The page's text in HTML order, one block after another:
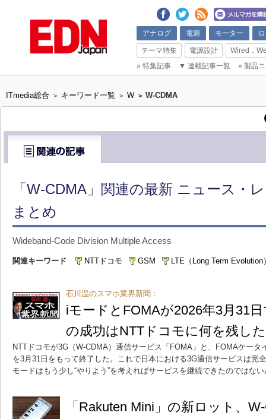
アナログ 電源 モーター
テーマ特集 電源設計
Wired，
» 特集記事 ▼ 連載記事一覧 » 製品
ITmedia総合 > キーワード一覧 > W > W-CDMA
「W-CDMA」関連の最新 ニュース・
まとめ
Wideband-Code Division Multiple Access
関連キーワード NTTドコモ GSM LTE（Long Term Evolution
石川温のスマホ業界新聞：
iモードとFOMAが2026年3月31
の成功はNTTドコモに何を残し
NTTドコモが3G（W-CDMA）通信サービス「FOMA」と、FOMAケータ
を3月31日をもって終了した。これで日本における3G通信サービスは完
モードはもう少し“やりよう”を考えればサービスを継続できたのではな
「Rakuten Mini」の新ロット、